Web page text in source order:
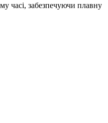
часі, забезпечуючи плавну